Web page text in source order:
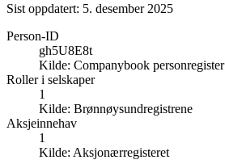
Sist oppdatert: 5. desember 2025
Person-ID
gh5U8E8t
Kilde: Companybook personregister
Roller i selskaper
1
Kilde: Brønnøysundregistrene
Aksjeinnehav
1
Kilde: Aksjonærregisteret